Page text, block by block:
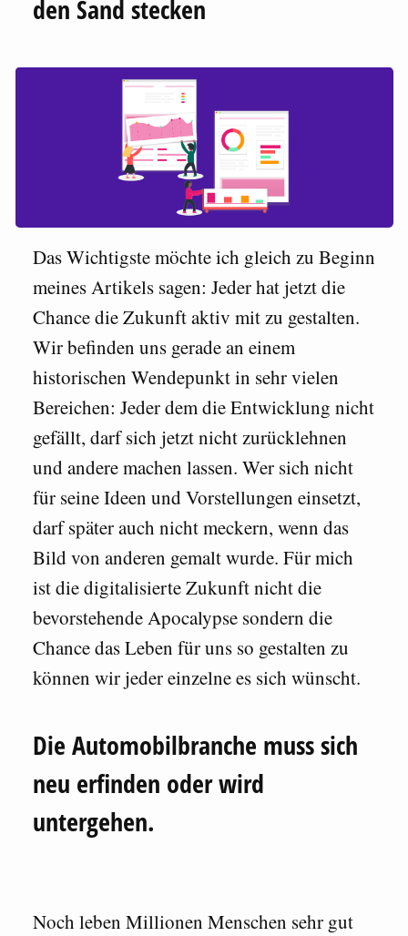
den Sand stecken
Das Wichtigste möchte ich gleich zu Beginn
meines Artikels sagen: Jeder hat jetzt die
Chance die Zukunft aktiv mit zu gestalten.
Wir befinden uns gerade an einem
historischen Wendepunkt in sehr vielen
Bereichen: Jeder dem die Entwicklung nicht
gefällt, darf sich jetzt nicht zurücklehnen
und andere machen lassen. Wer sich nicht
für seine Ideen und Vorstellungen einsetzt,
darf später auch nicht meckern, wenn das
Bild von anderen gemalt wurde. Für mich
ist die digitalisierte Zukunft nicht die
bevorstehende Apocalypse sondern die
Chance das Leben für uns so gestalten zu
können wir jeder einzelne es sich wünscht.
Die Automobilbranche muss sich
neu erfinden oder wird
untergehen.
Noch leben Millionen Menschen sehr gut